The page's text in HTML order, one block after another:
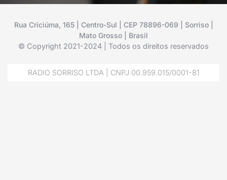
Rua Criciúma, 165 | Centro-Sul | CEP 78896-069 | Sorriso |
Mato Grosso | Brasil
© Copyright 2021-2024 | Todos os direitos reservados
RADIO SORRISO LTDA | CNPJ 00.959.015/0001-81